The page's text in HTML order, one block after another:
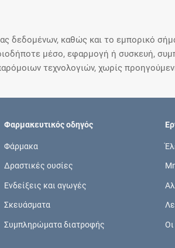
δεδομένων, καθώς και το εμπορικό
μέσο, εφαρμογή ή συσκευή,
τεχνολογιών, χωρίς
Φαρμακευτικός οδηγός
Φάρμακα
Δραστικές ουσίες
Ενδείξεις και αγωγές
Σκευάσματα
Συμπληρώματα διατροφής